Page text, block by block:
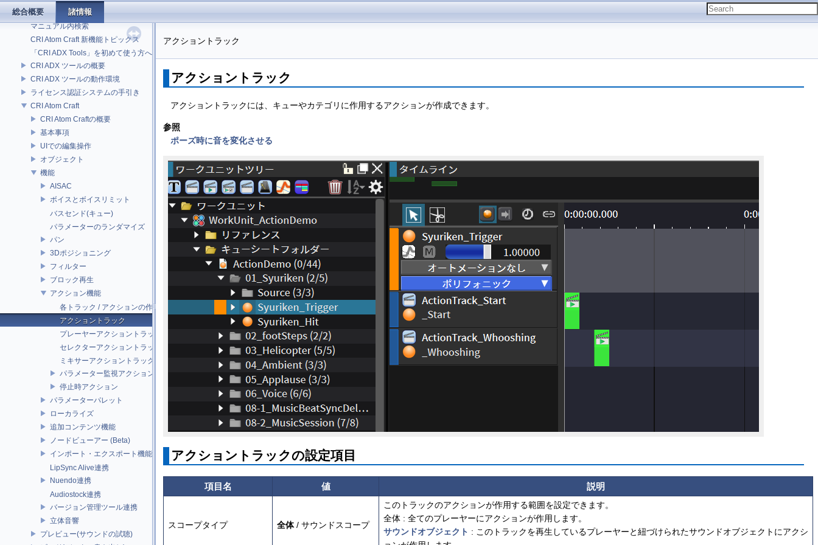
総合概要 諸情報
「CRI ADXツール」ユーザーズマニュアル
マニュアル内検索
CRI Atom Craft 新機能トピックス
「CRI ADX Tools」を初めて使う方へ
CRI ADX ツールの概要
CRI ADX ツールの動作環境
ライセンス認証システムの手引き
CRI Atom Craft
CRI Atom Craftの概要
基本事項
UIでの編集操作
オブジェクト
機能
AISAC
ボイスとボイスリミット
バスセンド(キュー)
パラメーターのランダマイズ
パン
3Dポジショニング
フィルター
ブロック再生
アクション機能
各トラック / アクションの作成
アクショントラック
プレーヤーアクショントラック
セレクターアクショントラック
ミキサーアクショントラック
パラメーター監視アクション
停止時アクション
パラメーターパレット
ローカライズ
追加コンテンツ機能
ノードビューアー (Beta)
インポート・エクスポート機能
LipSync Alive連携
Nuendo連携
Audiostock連携
バージョン管理ツール連携
立体音響
プレビュー(サウンドの試聴)
アクショントラック
アクショントラック
アクショントラックには、キューやカテゴリに作用するアクションが作成できます。
参照
ポーズ時に音を変化させる
アクショントラックの設定項目
項目名 値 説明
スコープタイプ 全体/ サウンドスコープ
このトラックのアクションが作用する範囲を設定できます。
全体 : 全てのプレーヤーにアクションが作用します。
サウンドオブジェクト : このトラックを再生しているプレーヤーと紐づけられたサウンドオブジェクトにアクシ